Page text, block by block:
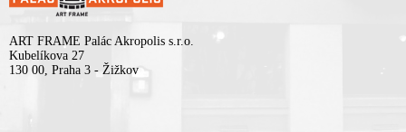
ART FRAME Palác Akropolis s.r.o.
Kubelíkova 27
130 00, Praha 3 - Žižkov